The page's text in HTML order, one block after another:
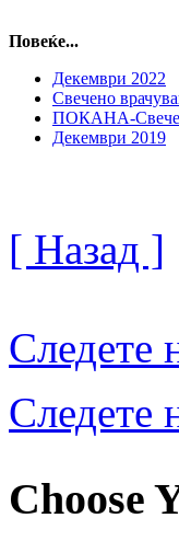
Повеќе...
Декември 2022
Свечено
ПОКАНА-
Декември 2019
[ Назад ]
Следете
Следете
Choose